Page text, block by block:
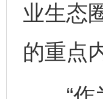
业生态
的重点